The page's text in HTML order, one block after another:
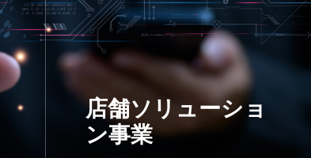
店舗ソリューショ
ン事業